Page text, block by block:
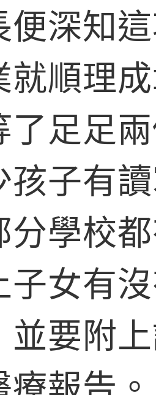
便深知
就順理
了足足
孩子有
分學校
子女有
並要附